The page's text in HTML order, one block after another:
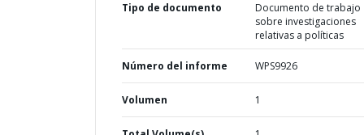
Tipo de documento
Documento de trabajo
sobre investigaciones
relativas a políticas
Número del informe WPS9926
Volumen 1